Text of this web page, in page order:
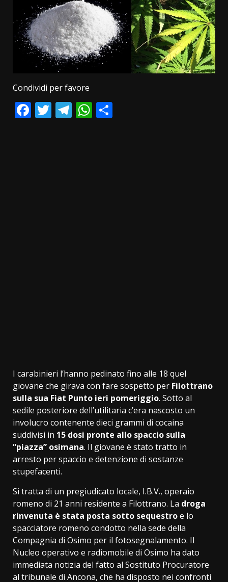
Condividi per favore
Facebook
Twitter
Telegram
WhatsApp
I carabinieri l’hanno pedinato fino alle 18 quel
giovane che girava con fare sospetto per Filottrano
sulla sua Fiat Punto ieri pomeriggio. Sotto al
sedile posteriore dell’utilitaria c’era nascosto un
involucro contenente dieci grammi di cocaina
suddivisi in 15 dosi pronte allo spaccio sulla
“piazza” osimana. Il giovane è stato tratto in
arresto per spaccio e detenzione di sostanze
stupefacenti.
Si tratta di un pregiudicato locale, I.B.V., operaio
romeno di 21 anni residente a Filottrano. La droga
rinvenuta è stata posta sotto sequestroe lo
spacciatore romeno condotto nella sede della
Compagnia di Osimo per il fotosegnalamento. Il
Nucleo operativo e radiomobile di Osimo ha dato
immediata notizia del fatto al Sostituto Procuratore
al tribunale di Ancona, che ha disposto nei confronti